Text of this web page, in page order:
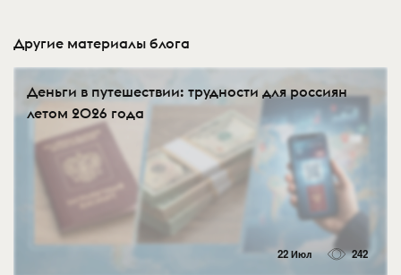
Другие материалы блога
Деньги в путешествии: трудности для россиян
летом 2026 года
22 Июл 242